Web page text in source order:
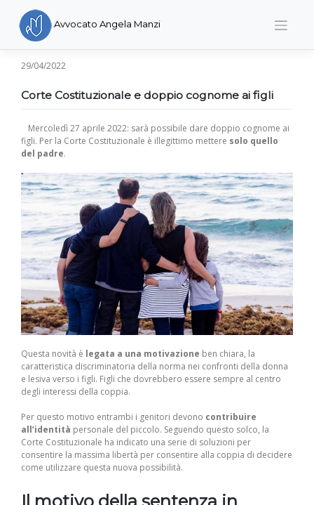
content
Avvocato Angela Manzi
29/04/2022
Corte Costituzionale e doppio cognome ai figli
Mercoledì 27 aprile 2022: sarà possibile dare doppio cognome ai
figli. Per la Corte Costituzionale è illegittimo mettere solo quello
del padre.
Questa novità è legata a una motivazione ben chiara, la
caratteristica discriminatoria della norma nei confronti della donna
e lesiva verso i figli. Figli che dovrebbero essere sempre al centro
degli interessi della coppia.
Per questo motivo entrambi i genitori devono contribuire
all’identità personale del piccolo. Seguendo questo solco, la
Corte Costituzionale ha indicato una serie di soluzioni per
consentire la massima libertà per consentire alla coppia di decidere
come utilizzare questa nuova possibilità.